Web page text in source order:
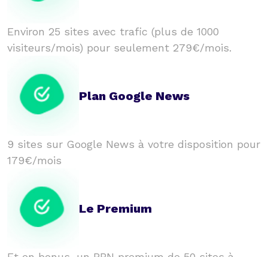
Environ 25 sites avec trafic (plus de 1000
visiteurs/mois) pour seulement 279€/mois.
Plan Google News
9 sites sur Google News à votre disposition pour
179€/mois
Le Premium